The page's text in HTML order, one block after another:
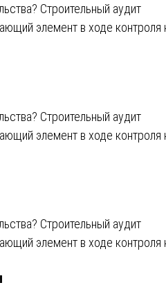
Строительный аудит
элемент в ходе контроля
Строительный аудит
элемент в ходе контроля
Строительный аудит
элемент в ходе контроля